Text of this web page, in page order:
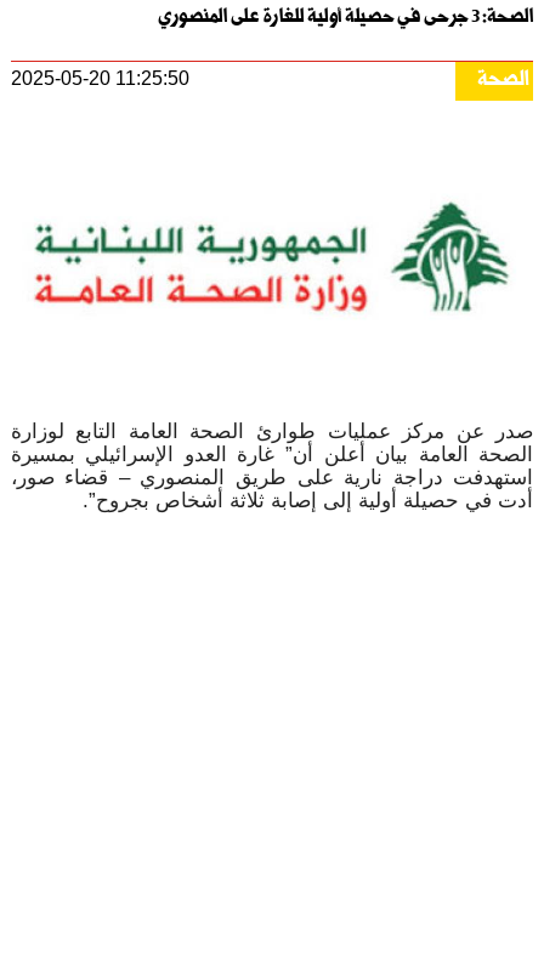
الصحة: 3 جرحى في حصيلة أولية للغارة على المنصوري
الصحة 2025-05-20 11:25:50
صدر عن مركز عمليات طوارئ الصحة العامة التابع لوزارة
الصحة العامة بيان أعلن أن” غارة العدو الإسرائيلي بمسيرة
استهدفت دراجة نارية على طريق المنصوري – قضاء صور،
أدت في حصيلة أولية إلى إصابة ثلاثة أشخاص بجروح”.